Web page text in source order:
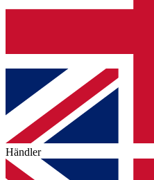
Händler